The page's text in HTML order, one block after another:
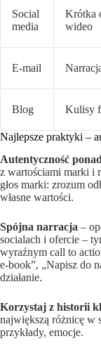
Social
media
Krótka
wideo
E‑mail
Blog Kulisy
Najlepsze praktyki –
Autentyczność
z wartościami marki i
głos marki: zrozum
własne wartości.
Spójna narracja –
socialach i ofercie –
wyraźnym call to
e‑book”, „Napisz do
działanie.
Korzystaj z historii
największą różnicę w
przykłady, emocje.